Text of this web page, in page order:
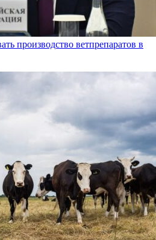
производство ветпрепаратов в